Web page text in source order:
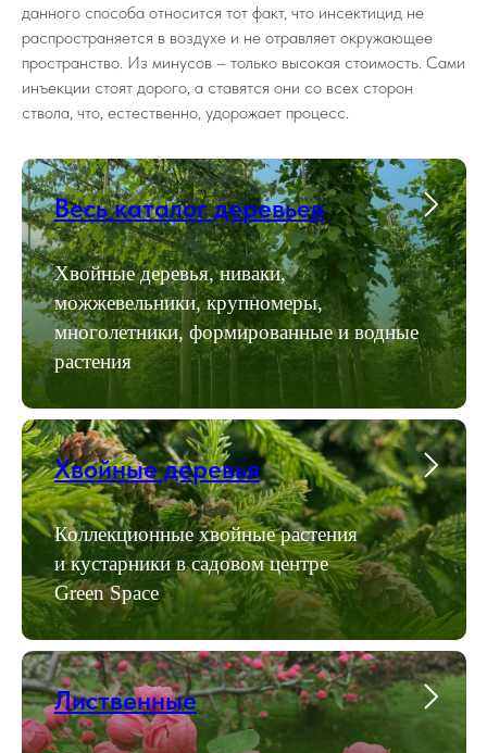
данного способа относится тот факт, что инсектицид не
распространяется в воздухе и не отравляет окружающее
пространство. Из минусов – только высокая стоимость. Сами
инъекции стоят дорого, а ставятся они со всех сторон
ствола, что, естественно, удорожает процесс.
Весь каталог деревьев
Хвойные деревья, ниваки,
можжевельники, крупномеры,
многолетники, формированные и водные
растения
Хвойные деревья
Коллекционные хвойные растения
и кустарники в садовом центре
Green Space
Лиственные